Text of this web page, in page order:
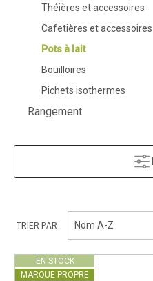
Théières et accessoires
Cafetières et accessoires
Pots à lait
Bouilloires
Pichets isothermes
Rangement
TRIER PAR
EN STOCK
MARQUE PROPRE